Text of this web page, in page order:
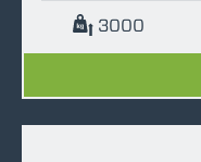
3000